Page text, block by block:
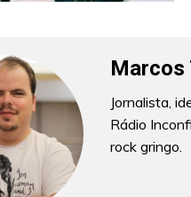
Marcos
Jornalista,
Rádio
rock gringo.